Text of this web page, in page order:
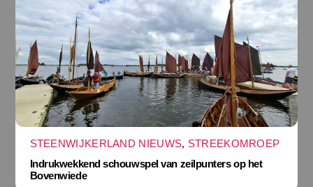
STEENWIJKERLAND NIEUWS, STREEKOMROEP
Indrukwekkend schouwspel van zeilpunters op het
Bovenwiede